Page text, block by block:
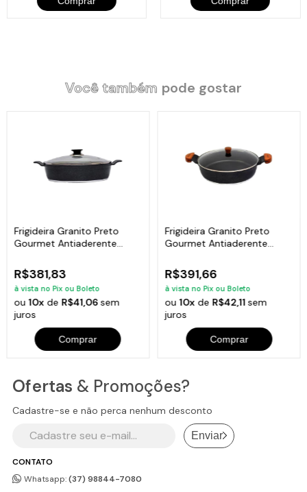
Você também pode gostar
Frigideira Granito Preto
Gourmet Antiaderente
R$381,83
à vista no Pix ou Boleto
ou10x de R$41,06sem
juros
Comprar
Frigideira Granito Preto
Gourmet Antiaderente
R$391,66
à vista no Pix ou Boleto
ou10x de R$42,11sem
juros
Comprar
CONTATO
Whatsapp:(37) 98844-7080
Ofertas & Promoções?
Cadastre-se e não perca nenhum desconto
Enviar